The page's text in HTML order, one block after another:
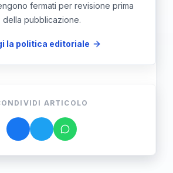
fermati per revisione prima
della pubblicazione.
la politica editoriale
ARTICOLO